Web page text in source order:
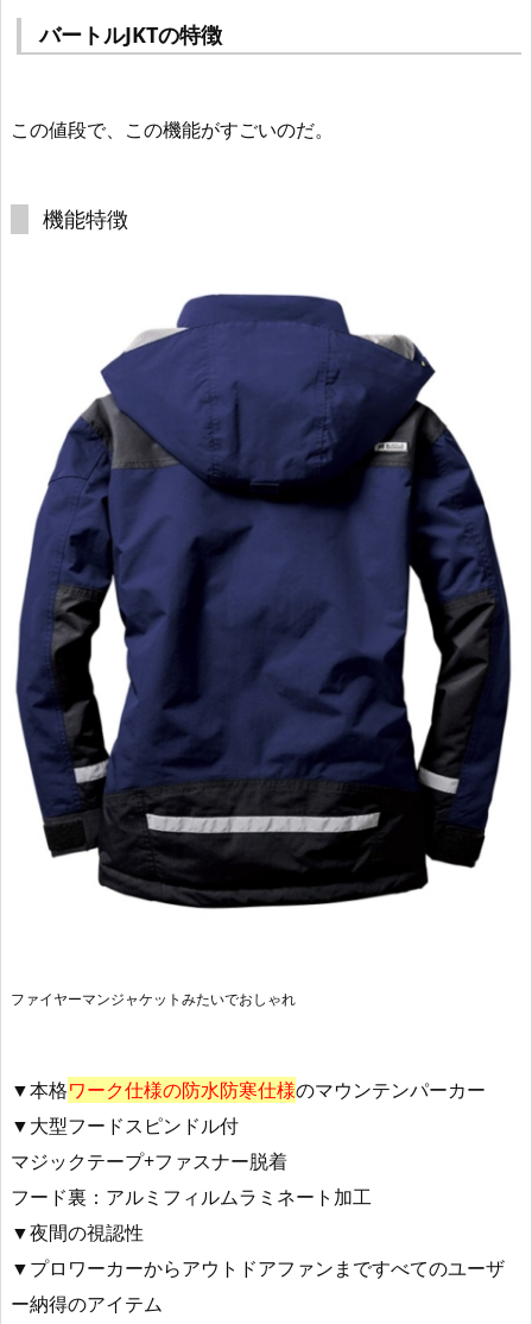
バートルJKTの特徴
この値段で、この機能がすごいのだ。
機能特徴
ファイヤーマンジャケットみたいでおしゃれ
▼本格ワーク仕様の防水防寒仕様のマウンテンパーカー
▼大型フードスピンドル付
マジックテープ+ファスナー脱着
フード裏：アルミフィルムラミネート加工
▼夜間の視認性
▼プロワーカーからアウトドアファンまですべてのユーザ
ー納得のアイテム